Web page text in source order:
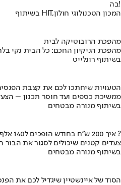
בה!
בשיתוף HIT,המכון הטכנולוגי חולון
מהפכת הרובוטיקה לבית
מהפכת הניקיון החכם: כל הבית נקי
בשיתוף רונלייט
הטעויות שיחתכו לכם את קצבת
ממשיכת כספים ועד חוסר תכנון –
בשיתוף מנורה מבטחים
איך 200 ש"ח בחודש הופכים ל140 אלף ?
צעדים קטנים שיכולים לסגור את הבור
בשיתוף מנורה מבטחים
הסוד של איינשטיין שיגדיל לכם את